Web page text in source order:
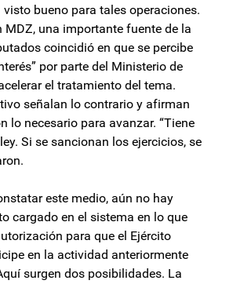
visto bueno para tales operaciones.
MDZ, una importante fuente de la
coincidió en que se percibe
por parte del Ministerio de
el tratamiento del tema.
señalan lo contrario y afirman
lo necesario para avanzar. “Tiene
Si se sancionan los ejercicios, se
este medio, aún no hay
cargado en el sistema en lo que
para que el Ejército
en la actividad anteriormente
surgen dos posibilidades. La